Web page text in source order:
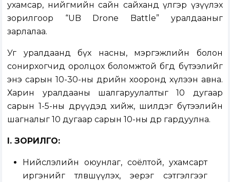
ухамсар, нийгмийн сайн сайханд үлгэр үзүүлэх
зорилгоор “UB Drone Battle” уралдааныг
зарлалаа.
Уг уралдаанд бүх насны, мэргэжлийн болон
сонирхогчид оролцох боломжтой бөгөөд бүтээлийг
энэ сарын 10-30-ны өдрийн хооронд хүлээн авна.
Харин уралдааны шалгаруулалтыг 10 дугаар
сарын 1-5-ны өдрүүдэд хийж, шилдэг бүтээлийн
шагналыг 10 дугаар сарын 10-ны өдөр гардуулна.
I. ЗОРИЛГО:
Нийслэлийн оюунлаг, соёлтой, ухамсарт
иргэнийг төлөвшүүлэх, эерэг сэтгэлгээг